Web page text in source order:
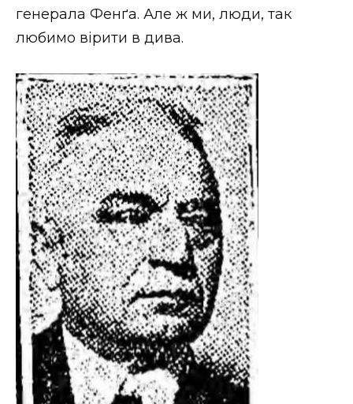
генерала Фенґа. Але ж ми, люди, так
любимо вірити в дива.